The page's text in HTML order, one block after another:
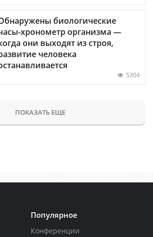
биологические
хронометр организма —
они выходят из строя,
человека
5304
ПОКАЗАТЬ ЕЩЕ
Популярное
Конференции